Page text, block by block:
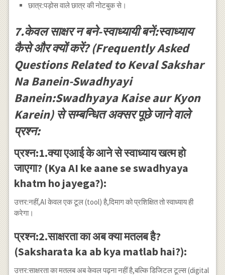
छात्र:पड़ोस वाले छात्र की नोटबुक से।
7.केवल साक्षर न बने-स्वाध्यायी बनें:स्वाध्याय
कैसे और क्यों करें? (Frequently Asked
Questions Related to Keval Sakshar
Na Banein-Swadhyayi
Banein:Swadhyaya Kaise aur Kyon
Karein) से सम्बन्धित अक्सर पूछे जाने वाले
प्रश्न:
प्रश्न:1.क्या एआई के आने से स्वाध्याय खत्म हो
जाएगा? (Kya AI ke aane se swadhyaya
khatm ho jayega?):
उत्तर:नहीं,AI केवल एक टूल (tool) है,दिमाग को प्रशिक्षित तो स्वाध्याय ही
करेगा।
प्रश्न:2.साक्षरता का अब क्या मतलब है?
(Saksharata ka ab kya matlab hai?):
उत्तर:साक्षरता का मतलब अब केवल पढ़ना नहीं है,बल्कि डिजिटल टूल्स (digital